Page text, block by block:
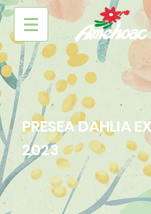
PRESEA DAHLIA
2023